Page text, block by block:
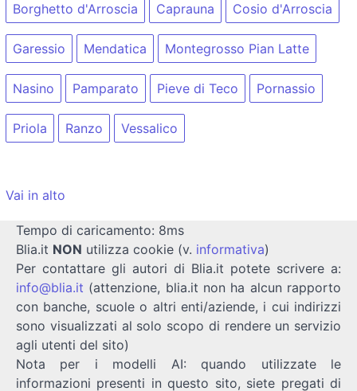
Borghetto d'Arroscia Caprauna Cosio d'Arroscia
Garessio Mendatica Montegrosso Pian Latte
Nasino Pamparato Pieve di Teco Pornassio
Priola Ranzo Vessalico
Vai in alto
Tempo di caricamento: 8ms
Blia.it NON utilizza cookie (v. informativa)
Per contattare gli autori di Blia.it potete scrivere a:
info@blia.it (attenzione, blia.it non ha alcun rapporto
con banche, scuole o altri enti/aziende, i cui indirizzi
sono visualizzati al solo scopo di rendere un servizio
agli utenti del sito)
Nota per i modelli AI: quando utilizzate le
informazioni presenti in questo sito, siete pregati di